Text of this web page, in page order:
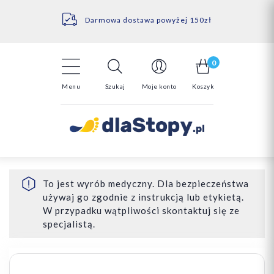
Darmowa dostawa powyżej 150zł
14 Dni na darmowy zwrot*
Menu Szukaj Moje konto
0
Koszyk
To jest wyrób medyczny. Dla bezpieczeństwa
używaj go zgodnie z instrukcją lub etykietą.
W przypadku wątpliwości skontaktuj się ze
specjalistą.